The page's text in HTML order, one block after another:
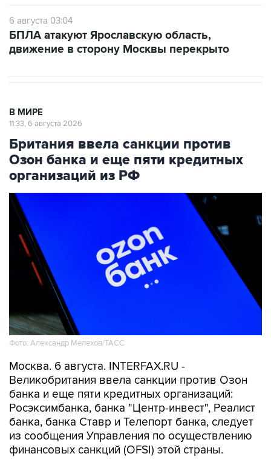
6 августа 03:04
БПЛА атакуют Ярославскую область,
движение в сторону Москвы перекрыто
В МИРЕ
11:33, 6 августа 2026
Британия ввела санкции против
Озон банка и еще пяти кредитных
организаций из РФ
Фото: Александр Мелехов/ТАСС
Москва. 6 августа. INTERFAX.RU -
Великобритания ввела санкции против Озон
банка и еще пяти кредитных организаций:
Росэксимбанка, банка "Центр-инвест", Реалист
банка, банка Ставр и Телепорт банка, следует
из сообщения Управления по осуществлению
финансовых санкций (OFSI) этой страны.